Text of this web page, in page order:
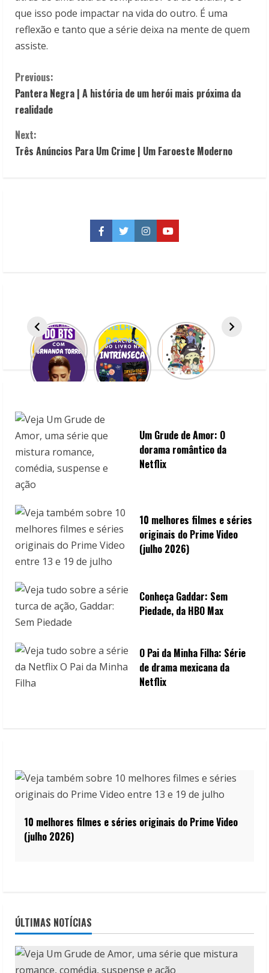
que isso pode impactar na vida do outro. É uma
reflexão e tanto que a série deixa na mente de quem
assiste.
C
o
n
t
n
g
Previous:
Pantera Negra | A história de um herói mais próxima da
realidade
Next:
Três Anúncios Para Um Crime | Um Faroeste Moderno
Facebook
TwitterInstagramYouTube
Um Grude de Amor: O
dorama romântico da
Netflix
10 melhores filmes e séries
originais do Prime Video
(julho 2026)
Conheça Gaddar: Sem
Piedade, da HBO Max
O Pai da Minha Filha: Série
de drama mexicana da
Netflix
10 melhores filmes e séries originais do Prime Video
(julho 2026)
ÚLTIMAS NOTÍCIAS